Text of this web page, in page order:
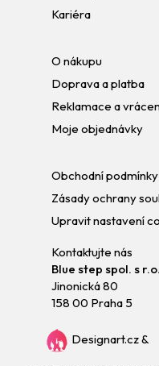
Kariéra
O nákupu
Doprava a platba
Reklamace a
Moje objednávky
Obchodní podmínky
Zásady ochrany
Upravit nastavení
Kontaktujte nás
Blue step spol. s r.o.
Jinonická 80
158 00 Praha 5
Designart.cz&